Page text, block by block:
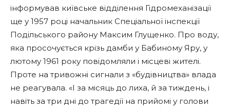
інформував київське відділення Гідромеханізації
ще у 1957 році начальник Спеціальної інспекції
Подільського району Максим Глущенко. Про воду,
яка просочується крізь дамби у Бабиному Яру, у
лютому 1961 року повідомляли і місцеві жителі.
Проте на тривожні сигнали з «будівництва» влада
не реагувала. «І за місяць до лиха, й за тиждень, і
навіть за три дні до трагедії на прийомі у голови